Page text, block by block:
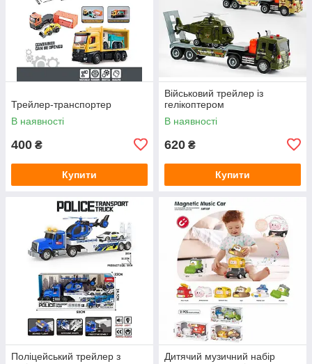
Трейлер-транспортер
В наявності
400 ₴
Купити
Військовий трейлер із
гелікоптером
В наявності
620 ₴
Купити
Поліцейський трейлер з
Дитячий музичний набір